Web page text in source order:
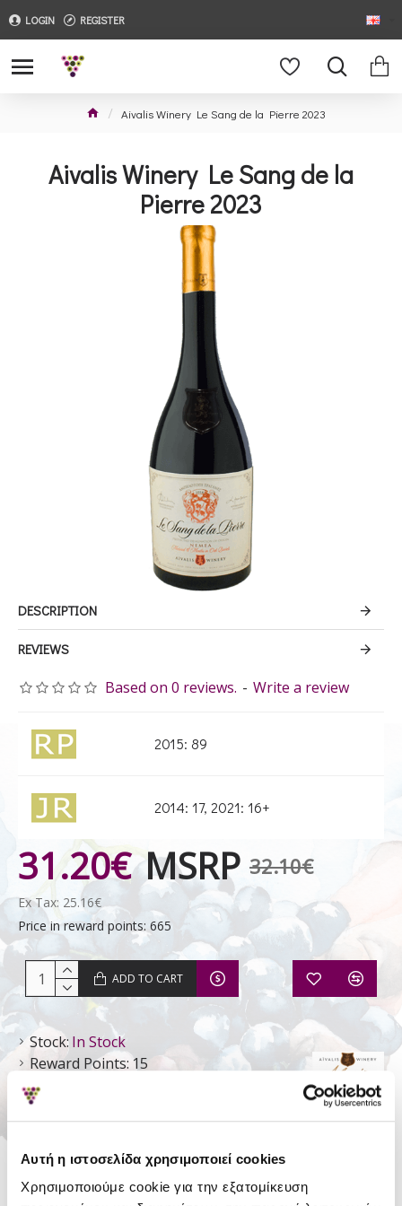
Αυτή η ιστοσελίδα χρησιμοποιεί cookies
Χρησιμοποιούμε cookie για την εξατομίκευση
LOGIN REGISTER
Aivalis Winery Le Sang de la Pierre 2023
Aivalis Winery Le Sang de la
Pierre 2023
DESCRIPTION
REVIEWS
Stock: In Stock
Reward Points: 15
Aivalis
Based on 0 reviews. - Write a review
2015: 89
2014: 17, 2021: 16+
MSRP 32.10€
31.20€
Ex Tax: 25.16€
Price in reward points: 665
ADD TO CART
DETAILS